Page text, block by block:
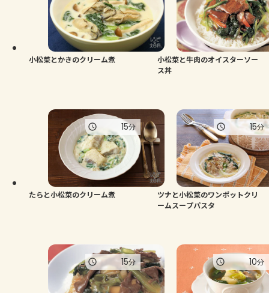
小松菜とかきのクリーム煮
小松菜と牛肉のオイスターソー
ス丼
たらと小松菜のクリーム煮
15分
ツナと小松菜のワンポットクリ
ームスープパスタ
15分
15分 10分